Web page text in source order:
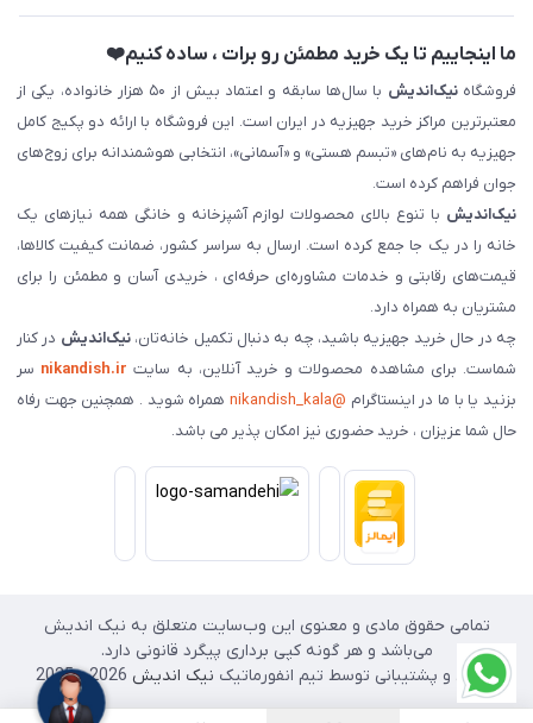
ما اینجاییم تا یک خرید مطمئن رو برات ، ساده کنیم❤️
فروشگاهنیک‌اندیش
با سال‌ها سابقه و اعتماد بیش از ۵۰ هزار خانواده، یکی از
معتبرترین مراکز خرید جهیزیه در ایران است. این فروشگاه با ارائه دو پکیج کامل
جهیزیه به نام‌های «تبسم هستی» و «آسمانی»، انتخابی هوشمندانه برای زوج‌های
جوان فراهم کرده است.
نیک‌اندیش با تنوع بالای محصولات لوازم آشپزخانه و خانگی همه نیازهای یک
خانه را در یک جا جمع کرده است. ارسال به سراسر کشور، ضمانت کیفیت کالاها،
قیمت‌های رقابتی و خدمات مشاوره‌ای حرفه‌ای ، خریدی آسان و مطمئن را برای
مشتریان به همراه دارد.
چه در حال خرید جهیزیه باشید، چه به دنبال تکمیل خانه‌تان،نیک‌اندیش در کنار
شماست. برای مشاهده محصولات و خرید آنلاین، به سایت nikandish.ir سر
بزنید یا با ما در اینستاگرام @nikandish_kala
همراه شوید . همچنین جهت رفاه
حال شما عزیزان ، خرید حضوری نیز امکان پذیر می باشد.
تمامی حقوق مادی و معنوی این وب‌سایت متعلق به نیک اندیش
می‌باشد و هر گونه کپی برداری پیگرد قانونی دارد.
طراحی و پشتیبانی توسط تیم انفورماتیک نیک اندیش 2026 - 2025